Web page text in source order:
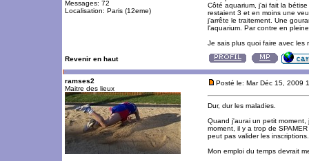
Messages: 72
Localisation: Paris (12eme)
Côté aquarium, j'ai fait la
restaient 3 et en moins une
j'arrête le traitement. Une
l'aquarium. Par contre en
Je sais plus quoi faire avec les
Revenir en haut
ramses2
Maitre des lieux
Posté le: Mar Déc 15, 2009
Dur, dur les maladies.
Quand j'aurai un petit moment,
moment, il y a trop de
peut pas valider les inscriptions.
Mon emploi du temps devrait